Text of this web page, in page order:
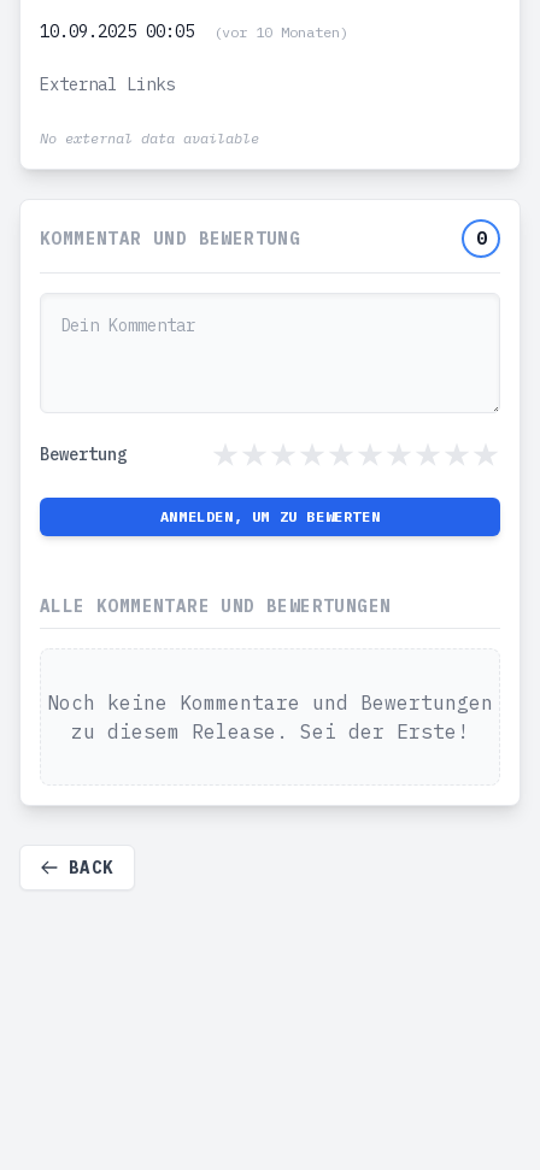
10.09.2025 00:05
(vor 10 Monaten)
External Links
No external data available
KOMMENTAR UND BEWERTUNG 0
Bewertung
ANMELDEN, UM ZU BEWERTEN
ALLE KOMMENTARE UND BEWERTUNGEN
Noch keine Kommentare und Bewertungen
zu diesem Release. Sei der Erste!
BACK